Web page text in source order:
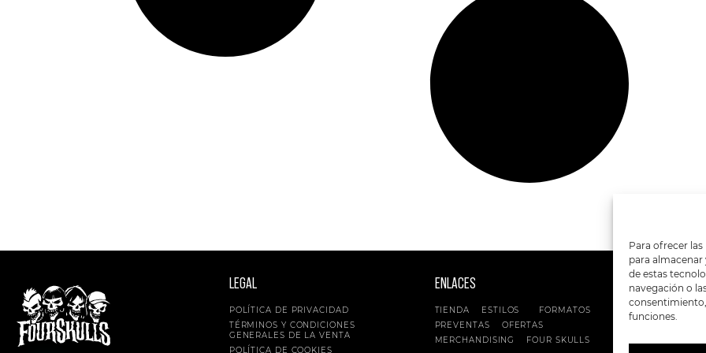
Para ofrecer
para
de estas
navegación o
funciones.
LEGAL
POLÍTICA DE PRIVACIDAD
TÉRMINOS Y CONDICIONES
GENERALES DE LA VENTA
POLÍTICA DE COOKIES
ENLACES
TIENDA ESTILOS
FORMATOS
PREVENTAS
OFERTAS
MERCHANDISING
FOUR SKULLS
SIGUENOS EN: